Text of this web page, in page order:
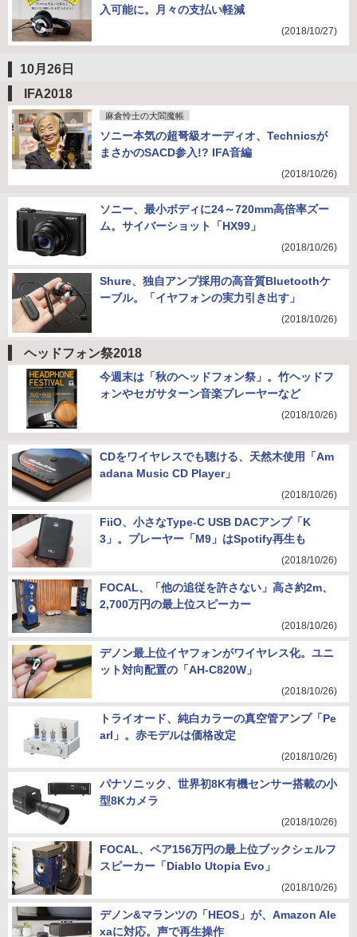
入可能に。月々の支払い軽減
(2018/10/27)
10月26日
IFA2018
麻倉怜士の大閻魔帳
ソニー本気の超弩級オーディオ、Technicsが
まさかのSACD参入!? IFA音編
(2018/10/26)
ソニー、最小ボディに24～720mm高倍率ズー
ム。サイバーショット「HX99」
(2018/10/26)
Shure、独自アンプ採用の高音質Bluetoothケ
ーブル。「イヤフォンの実力引き出す」
(2018/10/26)
ヘッドフォン祭2018
今週末は「秋のヘッドフォン祭」。竹ヘッドフ
ォンやセガサターン音楽プレーヤーなど
(2018/10/26)
CDをワイヤレスでも聴ける、天然木使用「Am
adana Music CD Player」
(2018/10/26)
FiiO、小さなType-C USB DACアンプ「K
3」。プレーヤー「M9」はSpotify再生も
(2018/10/26)
FOCAL、「他の追従を許さない」高さ約2m、
2,700万円の最上位スピーカー
(2018/10/26)
デノン最上位イヤフォンがワイヤレス化。ユニ
ット対向配置の「AH-C820W」
(2018/10/26)
トライオード、純白カラーの真空管アンプ「Pe
arl」。赤モデルは価格改定
(2018/10/26)
パナソニック、世界初8K有機センサー搭載の小
型8Kカメラ
(2018/10/26)
FOCAL、ペア156万円の最上位ブックシェルフ
スピーカー「Diablo Utopia Evo」
(2018/10/26)
デノン&マランツの「HEOS」が、Amazon Ale
xaに対応。声で再生操作